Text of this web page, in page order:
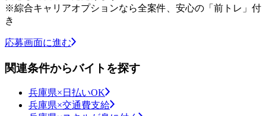
※綜合キャリアオプションなら全案件、安心の「前トレ」付
き
応募画面に進む
関連条件からバイトを探す
兵庫県×日払いOK
兵庫県×交通費支給